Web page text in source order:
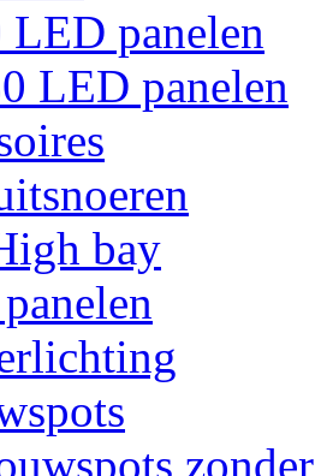
LED panelen
LED panelen
bay